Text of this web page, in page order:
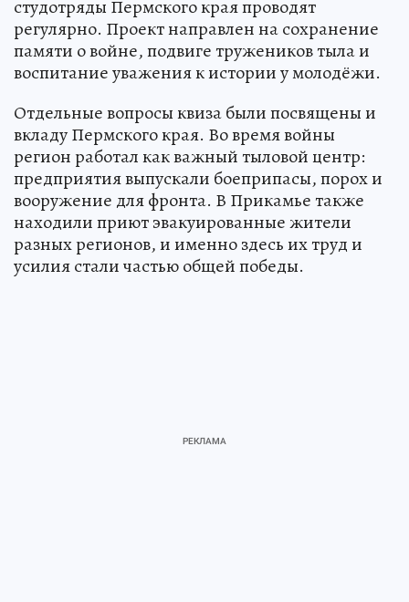
студотряды Пермского края проводят
регулярно. Проект направлен на сохранение
памяти о войне, подвиге тружеников тыла и
воспитание уважения к истории у молодёжи.
Отдельные вопросы квиза были посвящены и
вкладу Пермского края. Во время войны
регион работал как важный тыловой центр:
предприятия выпускали боеприпасы, порох и
вооружение для фронта. В Прикамье также
находили приют эвакуированные жители
разных регионов, и именно здесь их труд и
усилия стали частью общей победы.